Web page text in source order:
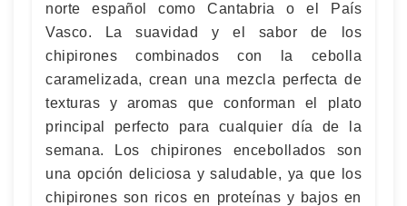
norte español como Cantabria o el País
Vasco. La suavidad y el sabor de los
chipirones combinados con la cebolla
caramelizada, crean una mezcla perfecta de
texturas y aromas que conforman el plato
principal perfecto para cualquier día de la
semana. Los chipirones encebollados son
una opción deliciosa y saludable, ya que los
chipirones son ricos en proteínas y bajos en